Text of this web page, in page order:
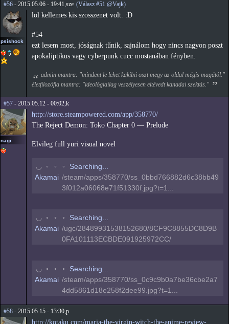
#56 - 2015.05.06 - 19:41,sze (Válasz #51 @Vajk)
psishock
lol kellemes kis szosszenet volt. :D
#54
ezt lesem most, jóságnak tűnik, sajnálom hogy nincs nagyon poszt
apokaliptikus vagy cyberpunk cucc mostanában fényben.
admin mantra: "mindent le lehet kakilni oszt megy az oldal mégis magától."
életfilozófia mantra: "ideológiailag veszélyesen eltévedt kanadai szektás."
#57 - 2015.05.12 - 00:02,k
nagi
http://store.steampowered.com/app/358770/
The Reject Demon: Toko Chapter 0 — Prelude
Elvileg full yuri visual novel
◠ ◦ ◦ ◦
Searching...
Akamai /steam/apps/358770/ss_0bbd766882d6c38bb49
3f012a06068e71f51330f.jpg?t=1...
◠ ◦ ◦ ◦
Searching...
Akamai /ugc/28489931538152680/8CF9C8855DC8D9B
0FA101113ECBDE091925972CC/
◠ ◦ ◦ ◦
Searching...
Akamai /steam/apps/358770/ss_0c9c9b0a7be36cbe2a7
4dd5861d18e258f2dee99.jpg?t=1...
#58 - 2015.05.15 - 13:30,p
http://kotaku.com/maria-the-virgin-witch-the-anime-review-